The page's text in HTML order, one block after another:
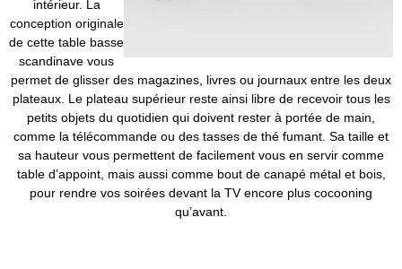
intérieur. La
conception originale
de cette table basse
scandinave vous
permet de glisser des magazines, livres ou journaux entre les deux
plateaux. Le plateau supérieur reste ainsi libre de recevoir tous les
petits objets du quotidien qui doivent rester à portée de main,
comme la télécommande ou des tasses de thé fumant. Sa taille et
sa hauteur vous permettent de facilement vous en servir comme
table d’appoint, mais aussi comme bout de canapé métal et bois,
pour rendre vos soirées devant la TV encore plus cocooning
qu’avant.